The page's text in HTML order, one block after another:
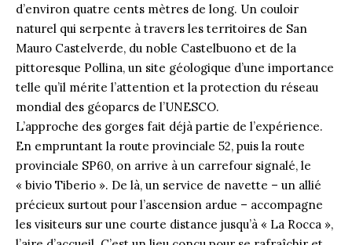
d’environ quatre cents mètres de long. Un couloir
naturel qui serpente à travers les territoires de San
Mauro Castelverde, du noble Castelbuono et de la
pittoresque Pollina, un site géologique d’une importance
telle qu’il mérite l’attention et la protection du réseau
mondial des géoparcs de l’UNESCO.
L’approche des gorges fait déjà partie de l’expérience.
En empruntant la route provinciale 52, puis la route
provinciale SP60, on arrive à un carrefour signalé, le
« bivio Tiberio ». De là, un service de navette – un allié
précieux surtout pour l’ascension ardue – accompagne
les visiteurs sur une courte distance jusqu’à « La Rocca »,